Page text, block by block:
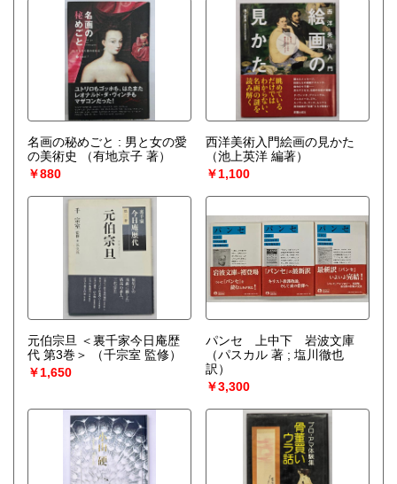
名画の秘めごと : 男と女の愛
の美術史
（有地京子 著）
￥880
西洋美術入門絵画の見かた
（池上英洋 編著）
￥1,100
元伯宗旦 ＜裏千家今日庵歴
代 第3巻＞
（千宗室 監修）
￥1,650
パンセ 上中下 岩波文庫
（パスカル 著 ; 塩川徹也
訳）
￥3,300